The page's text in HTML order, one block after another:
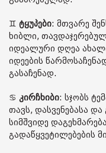
♊️ ტყუპები: მთვარე
ხიბლი,
იდეალური დღეა
იდეების
გასაჩენად.
♋️ კირჩხიბი: სჯობს
თავს, დასვენებასა
სიმშვიდე
გადაწყვეტილებების